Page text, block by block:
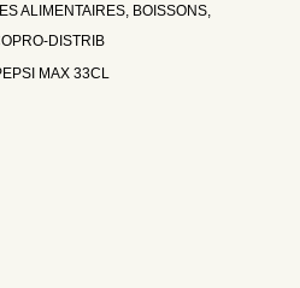
ALIMENTAIRES, BOISSONS,
DISTRIB
MAX 33CL